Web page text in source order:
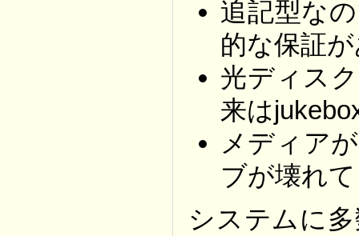
追記型な
的な保証
光ディス
来は
メディア
ブが壊れ
システムに